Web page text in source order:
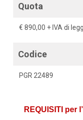
Quota
€ 890,00 + IVA di
Codice
PGR 22489
REQUISITI per